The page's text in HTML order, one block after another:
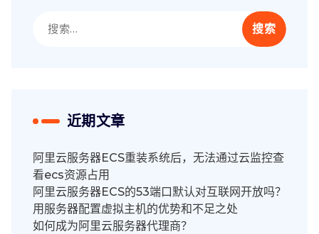
索：
近期文章
阿里云服务器ECS重装系统后，无法通过云监控查
看ecs资源占用
阿里云服务器ECS的53端口默认对互联网开放吗？
用服务器配置虚拟主机的优势和不足之处
如何成为阿里云服务器代理商？